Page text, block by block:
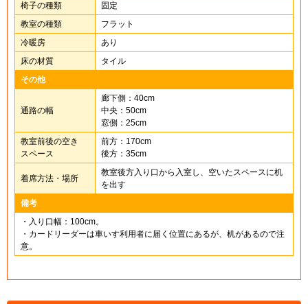
椅子の種類
固定
教室の種類
フラット
冷暖房
あり
床の材質
タイル
その他
通路の幅
廊下側：40cm
中央：50cm
窓側：25cm
教室前後の空き
スペース
前方：170cm
後方：35cm
着席方法・場所
教室後方入り口から入室し、空いたスペースに机
を出す
備考
・入り口幅：100cm。
・カードリーダーは車いす利用者に届く位置にあるが、机があるので注
意。